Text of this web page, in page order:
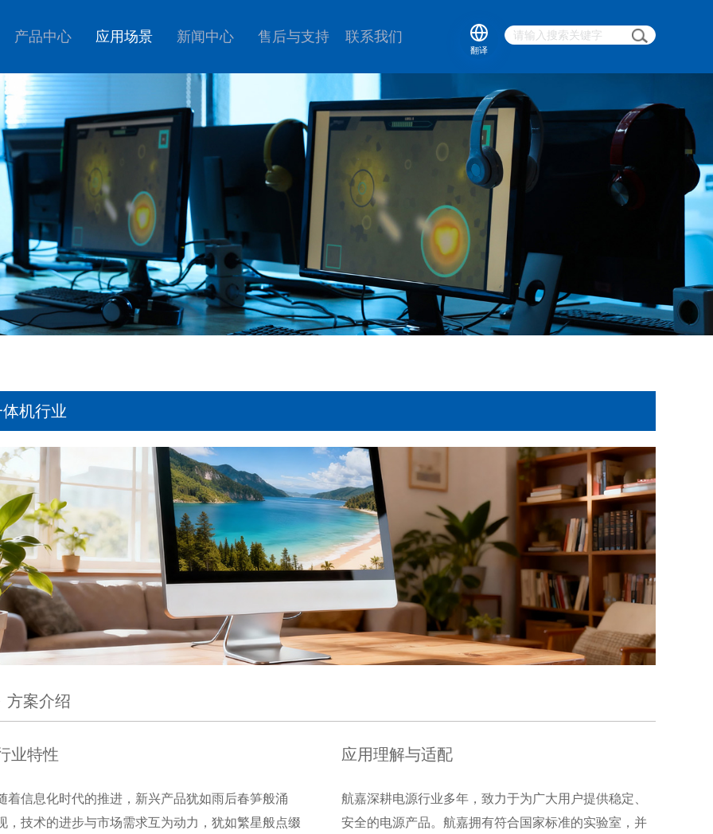
产品中心 应用场景 新闻中心 售后与支持 联系我们
翻译
机行业
方案介绍
业特性
着信息化时代的推进，新兴产品犹如雨后春笋般涌
，技术的进步与市场需求互为动力，犹如繁星般点缀
应用理解与适配
航嘉深耕电源行业多年，致力于为广大用户提供稳定、
安全的电源产品。航嘉拥有符合国家标准的实验室，并